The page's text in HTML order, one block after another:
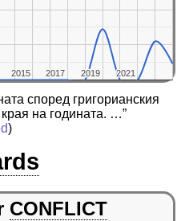
2015
2015 2017
2017 2019
2019 2021
2021
според григорианския
на годината. …”
)
CONFLICT